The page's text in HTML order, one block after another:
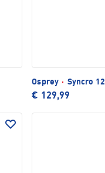
Osprey · Syncro
€ 129,99